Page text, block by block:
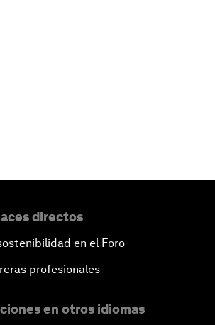
directos
en el Foro
profesionales
en otros idiomas